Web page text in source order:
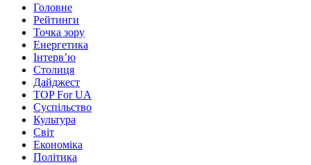
Головне
Рейтинги
Точка зору
Енергетика
Інтерв’ю
Столиця
Дайджест
TOP For UA
Суспiльство
Культура
Світ
Економіка
Політика